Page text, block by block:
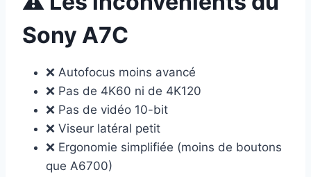
Sony A7C
❌ Autofocus moins avancé
❌ Pas de 4K60 ni de 4K120
❌ Pas de vidéo 10-bit
❌ Viseur latéral petit
❌ Ergonomie simplifiée (moins de boutons
que A6700)